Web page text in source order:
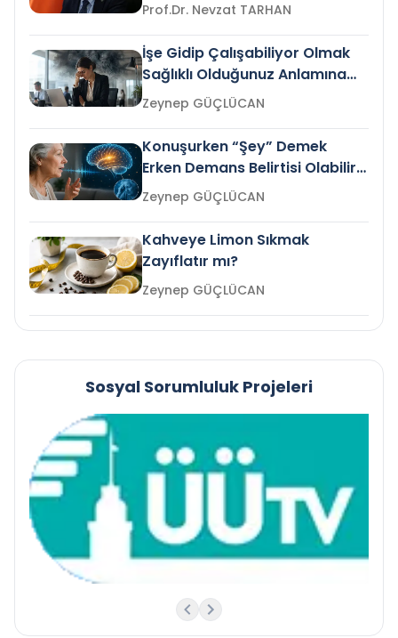
Prof.Dr. Nevzat TARHAN
İşe Gidip Çalışabiliyor Olmak
Sağlıklı Olduğunuz Anlamına
Gelir mi?Zeynep GÜÇLÜCAN
Konuşurken “Şey” Demek
Erken Demans Belirtisi Olabilir
mi?
Zeynep GÜÇLÜCAN
Kahveye Limon Sıkmak
Zayıflatır mı?
Zeynep GÜÇLÜCAN
Sosyal Sorumluluk Projeleri